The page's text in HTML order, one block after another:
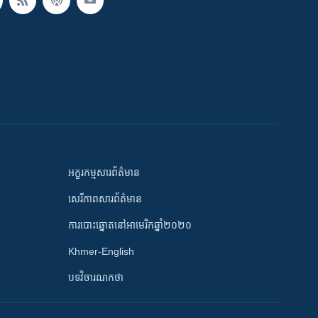
អក្ខរកម្មសារព័ត៌មាន
សេរីភាពសារព័ត៌មាន
ការបោះឆ្នោតនៅអាមេរិកឆ្នាំ២០២០
Khmer-English
បទវិចារណកថា